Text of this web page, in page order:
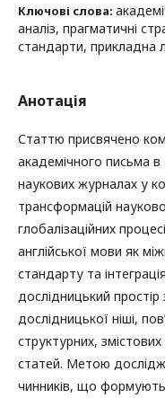
Ключові слова:
аналіз, прагматичні
стандарти, прикладна
Анотація
Статтю присвячено
академічного письма
наукових журналах у
трансформацій
глобалізаційних
англійської мови як
стандарту та
дослідницький
дослідницької ніші,
структурних,
статей. Метою
чинників, що формують